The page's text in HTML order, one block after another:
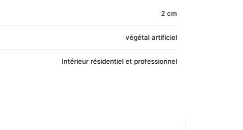
2 cm
végétal artificiel
Intérieur résidentiel et professionnel